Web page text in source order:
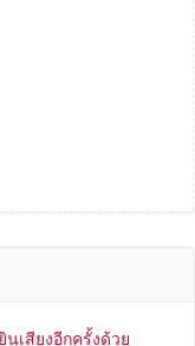
เสียงอีกครั้งด้วย